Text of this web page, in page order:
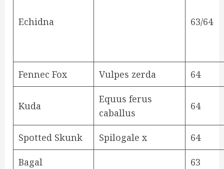
Echidna 63/64
Fennec Fox Vulpes zerda 64
Kuda
Equus ferus
caballus
64
Spotted Skunk Spilogale x 64
Bagal 63